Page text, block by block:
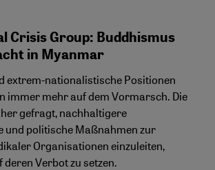
Crisis Group: Buddhismus
in Myanmar
extrem-nationalistische Positionen
immer mehr auf dem Vormarsch. Die
gefragt, nachhaltigere
und politische Maßnahmen zur
Organisationen einzuleiten,
Verbot zu setzen.